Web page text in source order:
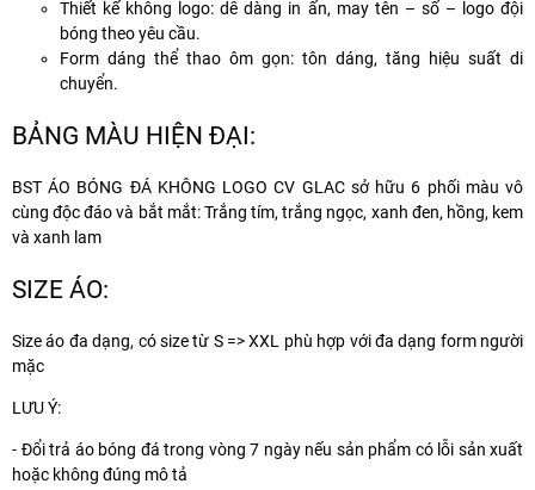
Thiết kế không logo: dễ dàng in ấn, may tên – số – logo đội
bóng theo yêu cầu.
Form dáng thể thao ôm gọn: tôn dáng, tăng hiệu suất di
chuyển.
BẢNG MÀU HIỆN ĐẠI:
BST ÁO BÓNG ĐÁ KHÔNG LOGO CV GLAC sở hữu 6 phối màu vô
cùng độc đáo và bắt mắt: Trắng tím, trắng ngọc, xanh đen, hồng, kem
và xanh lam
SIZE ÁO:
Size áo đa dạng, có size từ S => XXL phù hợp với đa dạng form người
mặc
LƯU Ý:
- Đổi trả áo bóng đá trong vòng 7 ngày nếu sản phẩm có lỗi sản xuất
hoặc không đúng mô tả